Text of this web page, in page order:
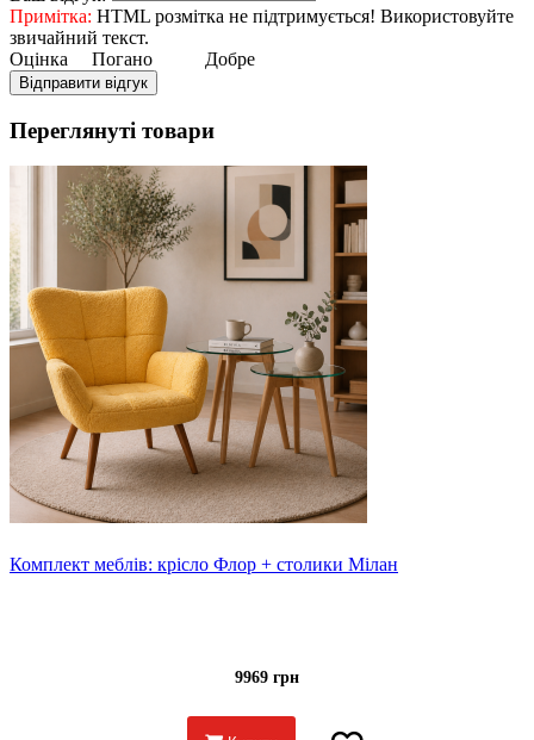
Примітка: HTML розмітка не підтримується! Використовуйте
звичайний текст.
Оцінка Погано Добре
Відправити відгук
Переглянуті товари
Комплект меблів: крісло Флор + столики Мілан
9969 грн